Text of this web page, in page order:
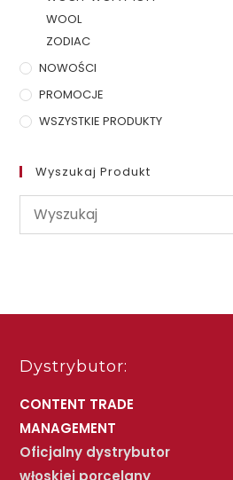
WOOL
ZODIAC
NOWOŚCI
PROMOCJE
WSZYSTKIE PRODUKTY
Wyszukaj Produkt
Dystrybutor:
CONTENT TRADE
MANAGEMENT
Oficjalny dystrybutor
włoskiej porcelany